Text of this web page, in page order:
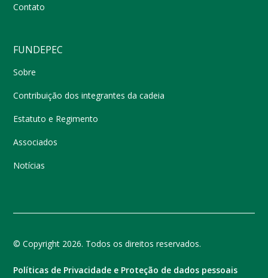
Contato
FUNDEPEC
Sobre
Contribuição dos integrantes da cadeia
Estatuto e Regimento
Associados
Notícias
© Copyright 2026. Todos os direitos reservados.
Políticas de Privacidade e Proteção de dados pessoais